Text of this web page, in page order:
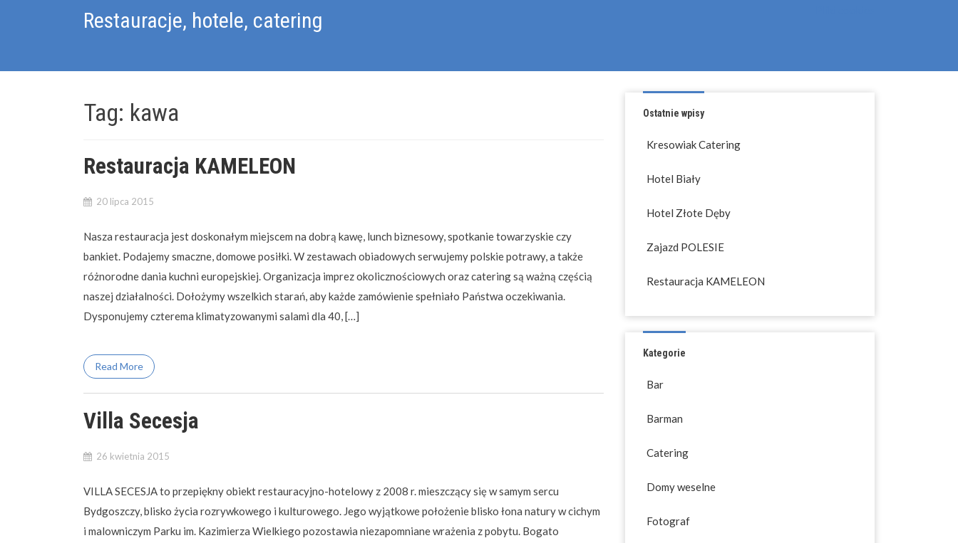
Restauracje, hotele, catering
Tag: kawa
Restauracja KAMELEON
20 lipca 2015
Nasza restauracja jest doskonałym miejscem na dobrą kawę, lunch biznesowy, spotkanie towarzyskie czy
bankiet. Podajemy smaczne, domowe posiłki. W zestawach obiadowych serwujemy polskie potrawy, a także
różnorodne dania kuchni europejskiej. Organizacja imprez okolicznościowych oraz catering są ważną częścią
naszej działalności. Dołożymy wszelkich starań, aby każde zamówienie spełniało Państwa oczekiwania.
Dysponujemy czterema klimatyzowanymi salami dla 40, […]
Read More
Villa Secesja
26 kwietnia 2015
VILLA SECESJA to przepiękny obiekt restauracyjno-hotelowy z 2008 r. mieszczący się w samym sercu
Bydgoszczy, blisko życia rozrywkowego i kulturowego. Jego wyjątkowe położenie blisko łona natury w cichym
i malowniczym Parku im. Kazimierza Wielkiego pozostawia niezapomniane wrażenia z pobytu. Bogato
Ostatnie wpisy
Kresowiak Catering
Hotel Biały
Hotel Złote Dęby
Zajazd POLESIE
Restauracja KAMELEON
Kategorie
Bar
Barman
Catering
Domy weselne
Fotograf